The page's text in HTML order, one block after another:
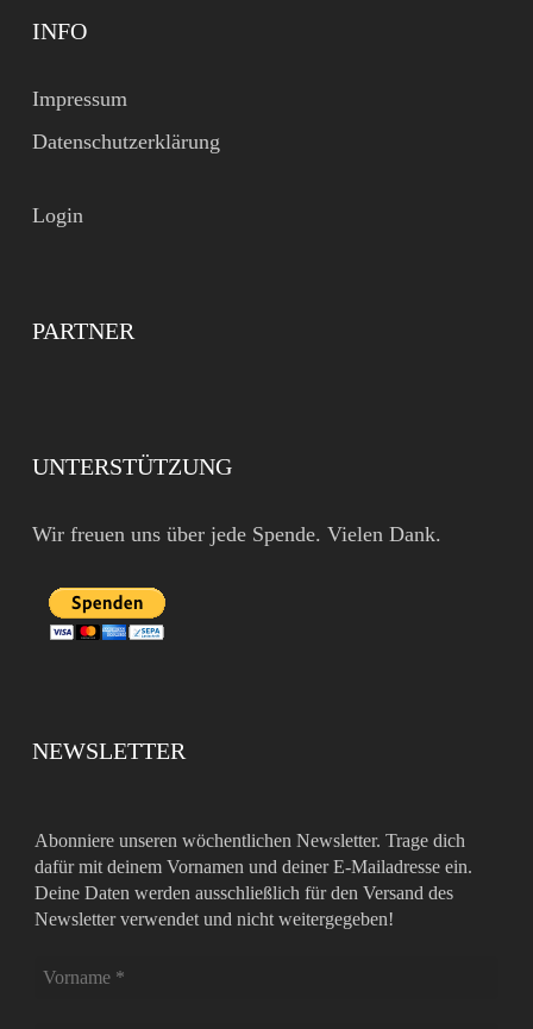
INFO
Impressum
Datenschutzerklärung
Login
PARTNER
UNTERSTÜTZUNG
Wir freuen uns über jede Spende. Vielen Dank.
NEWSLETTER
Abonniere unseren wöchentlichen Newsletter. Trage dich
dafür mit deinem Vornamen und deiner E-Mailadresse ein.
Deine Daten werden ausschließlich für den Versand des
Newsletter verwendet und nicht weitergegeben!